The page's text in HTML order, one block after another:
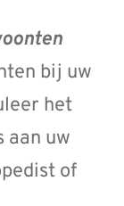
bij uw
het
aan uw
of